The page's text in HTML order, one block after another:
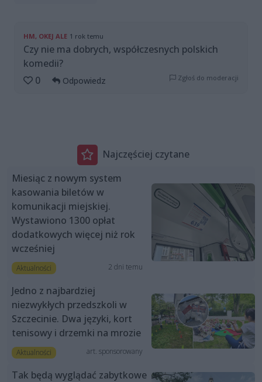
HM, OKEJ ALE 1 rok temu
Czy nie ma dobrych, współczesnych polskich
komedii?
0
Odpowiedz Zgłoś do moderacji
Najczęściej czytane
Miesiąc z nowym system
kasowania biletów w
komunikacji miejskiej.
Wystawiono 1300 opłat
dodatkowych więcej niż rok
wcześniej
Aktualności 2 dni temu
Jedno z najbardziej
niezwykłych przedszkoli w
Szczecinie. Dwa języki, kort
tenisowy i drzemki na mrozie
Aktualności art. sponsorowany
Tak będą wyglądać zabytkowe